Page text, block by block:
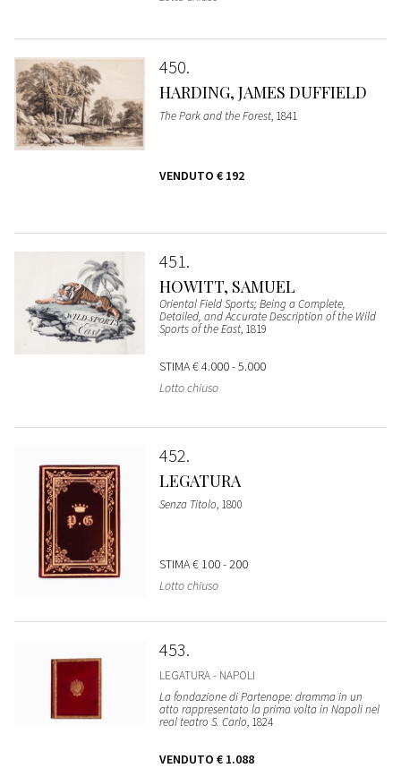
450
HARDING, JAMES DUFFIELD
The Park and the Forest, 1841
VENDUTO € 192
451
HOWITT, SAMUEL
Oriental Field Sports; Being a Complete,
Detailed, and Accurate Description of the Wild
Sports of the East, 1819
STIMA€ 4.000 - 5.000
Lotto chiuso
452
LEGATURA
Senza Titolo, 1800
STIMA€ 100 - 200
Lotto chiuso
453
LEGATURA - NAPOLI
La fondazione di Partenope: dramma in un
atto rappresentato la prima volta in Napoli nel
real teatro S. Carlo, 1824
VENDUTO € 1.088